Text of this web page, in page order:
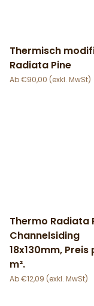
Thermisch
Radiata Pine
€90,00
Thermo Radiata
Channelsiding
18x130mm, Preis
m².
€12,09